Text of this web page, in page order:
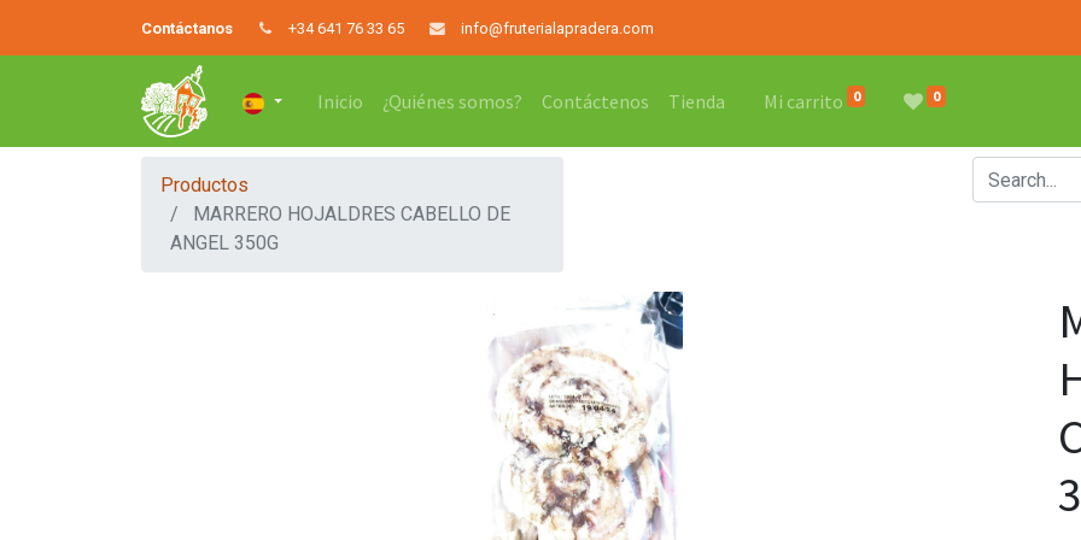
Contáctanos +34 641 76 33 65 info@fruterialapradera.com
Inicio ¿Quiénes somos? Contáctenos Tienda Mi carrito 0 0
Productos
MARRERO HOJALDRES CABELLO DE
ANGEL 350G